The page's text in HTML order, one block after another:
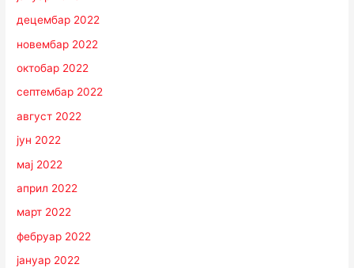
децембар 2022
новембар 2022
октобар 2022
септембар 2022
август 2022
јун 2022
мај 2022
април 2022
март 2022
фебруар 2022
јануар 2022